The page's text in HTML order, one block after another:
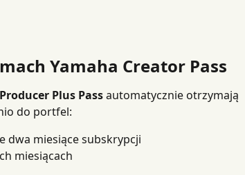
Yamaha Creator Pass
Producer Plus Pass automatycznie otrzymają
do portfel:
dwa miesiące subskrypcji
miesiącach